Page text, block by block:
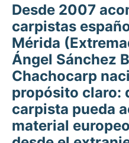
Desde 2007
carpistas
Mérida
Ángel Sánchez
Chachocarp
propósito claro:
carpista pueda
material